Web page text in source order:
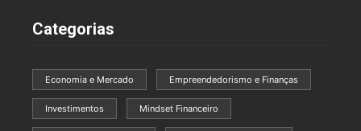
Categorias
Economia e Mercado Empreendedorismo e Finanças
Investimentos Mindset Financeiro